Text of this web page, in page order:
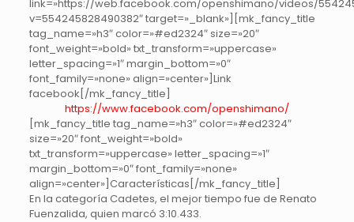
link=»https://web.facebook.com/openshimano/videos/
v=554245828490382″ target=»_blank»][mk_fancy_title
tag_name=»h3″ color=»#ed2324″ size=»20″
font_weight=»bold» txt_transform=»uppercase»
letter_spacing=»1″ margin_bottom=»0″
font_family=»none» align=»center»]Link
facebook[/mk_fancy_title]
https://www.facebook.com/openshimano/
[mk_fancy_title tag_name=»h3″ color=»#ed2324″
size=»20″ font_weight=»bold»
txt_transform=»uppercase» letter_spacing=»1″
margin_bottom=»0″ font_family=»none»
align=»center»]Características[/mk_fancy_title]
En la categoría Cadetes, el mejor tiempo fue de Renato
Fuenzalida, quien marcó 3:10.433.